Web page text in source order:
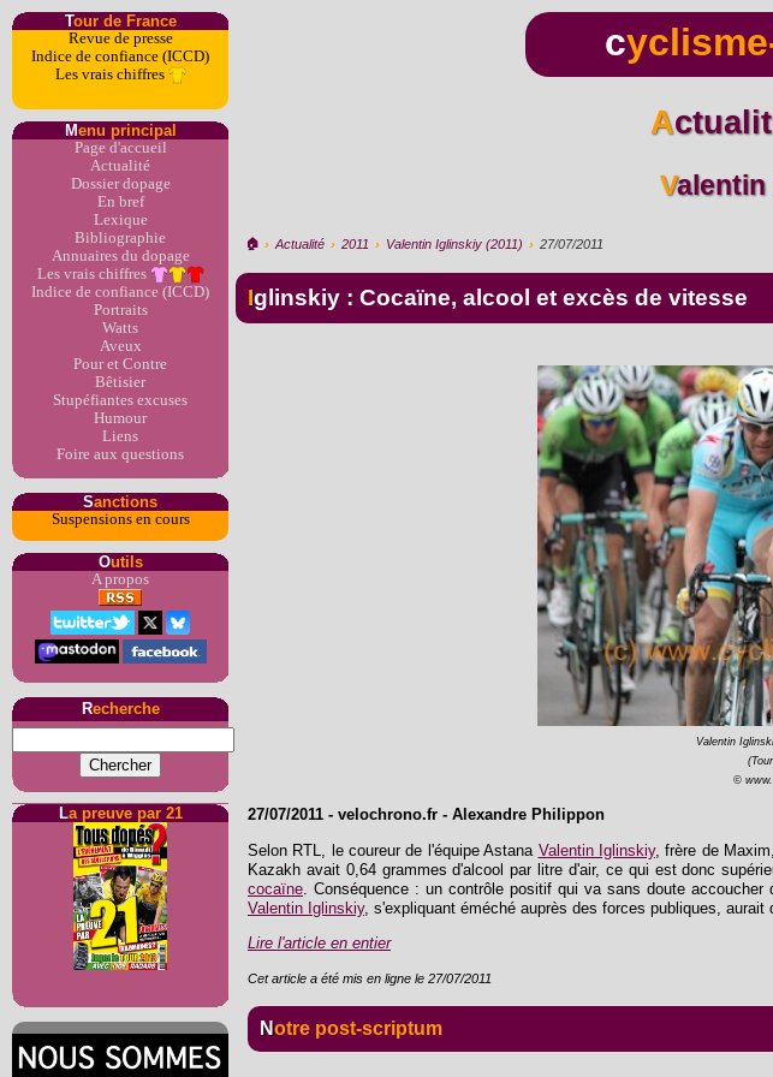
Tour de France
Revue de presse
Indice de confiance (ICCD)
Les vrais chiffres
Menu principal
Page d'accueil
Actualité
Dossier dopage
En bref
Lexique
Bibliographie
Annuaires du dopage
Les vrais chiffres
Indice de confiance (ICCD)
Portraits
Watts
Aveux
Pour et Contre
Bêtisier
Stupéfiantes excuses
Humour
Liens
Foire aux questions
Sanctions
Suspensions en cours
Outils
A propos
Recherche
La preuve par 21
c
🏠︎ › Actualité › 2011 › Valentin Iglinskiy (2011) › 27/07/2011
Iglinskiy : Cocaïne, alcool et excès de vitesse
Valentin
©
27/07/2011 - velochrono.fr - Alexandre Philippon
Selon RTL, le coureur de l'équipe Astana Valentin Iglinskiy, frère de
Kazakh avait 0,64 grammes d'alcool par litre d'air, ce qui est donc
cocaïne . Conséquence : un contrôle positif qui va sans doute
Valentin Iglinskiy, s'expliquant éméché auprès des forces publiques,
Lire l'article en entier
Cet article a été mis en ligne le 27/07/2011
Notre post-scriptum